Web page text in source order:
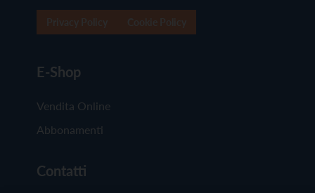
E-Shop
Vendita Online
Abbonamenti
Contatti